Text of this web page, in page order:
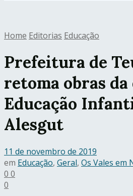
Home Editorias Educação
Prefeitura de
retoma obras da
Educação
Alesgut
11 de novembro de 2019
em Educação, Geral, Os Vales em
0 0
0